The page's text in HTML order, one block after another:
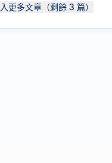
更多文章（剩餘 3 篇）